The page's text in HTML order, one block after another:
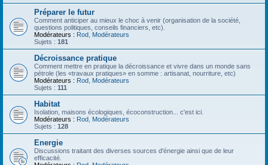
Préparer le futur
Comment anticiper au mieux le choc à venir (organisation de la société,
questions politiques, conseils financiers, etc).
Modérateurs : Rod Modérateurs
Sujets : 181
Décroissance pratique
Comment mettre en pratique la décroissance et vivre dans un monde sans
pétrole (les «travaux pratiques» en somme : artisanat, nourriture, etc)
Modérateurs : Rod Modérateurs
Sujets : 111
Habitat
Isolation, maisons écologiques, écoconstruction... c'est ici.
Modérateurs : Rod Modérateurs
Sujets : 128
Energie
Discussions traitant des diverses sources d'énergie ainsi que de leur
efficacité.